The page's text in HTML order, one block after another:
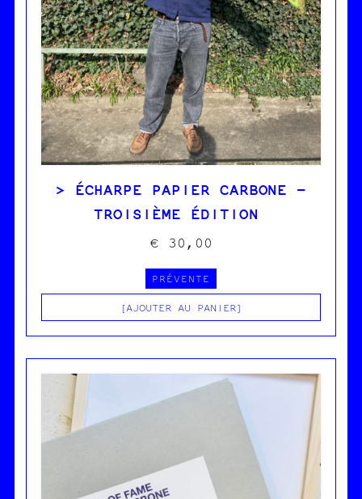
ÉCHARPE PAPIER CARBONE –
TROISIÈME ÉDITION
€ 30,00
PRÉVENTE
AJOUTER AU PANIER